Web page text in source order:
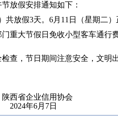
放假安排通知如下：
放假3天。6月11日（星期二）
重大节假日免收小型客车通行
查，节日期间注意安全，文明
协会
日